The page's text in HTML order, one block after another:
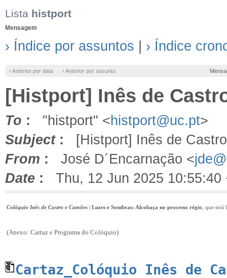
Lista histport
Mensagem
› Índice por assuntos › Índice
‹ Anterior por data ‹ Anterior por assunto
[Histport] Inês de
To : "histport" <histport@uc.pt>
Subject: [Histport] Inês de
From : José D´Encarnação <
Date : Thu, 12 Jun 2025 10:55:40
Colóquio Inês de Castro e Camões | Luzes e Sombras: Alcobaça no processo régio , que
(Anexo: Cartaz e Programa do Colóquio)
Cartaz_Colóquio Inês de